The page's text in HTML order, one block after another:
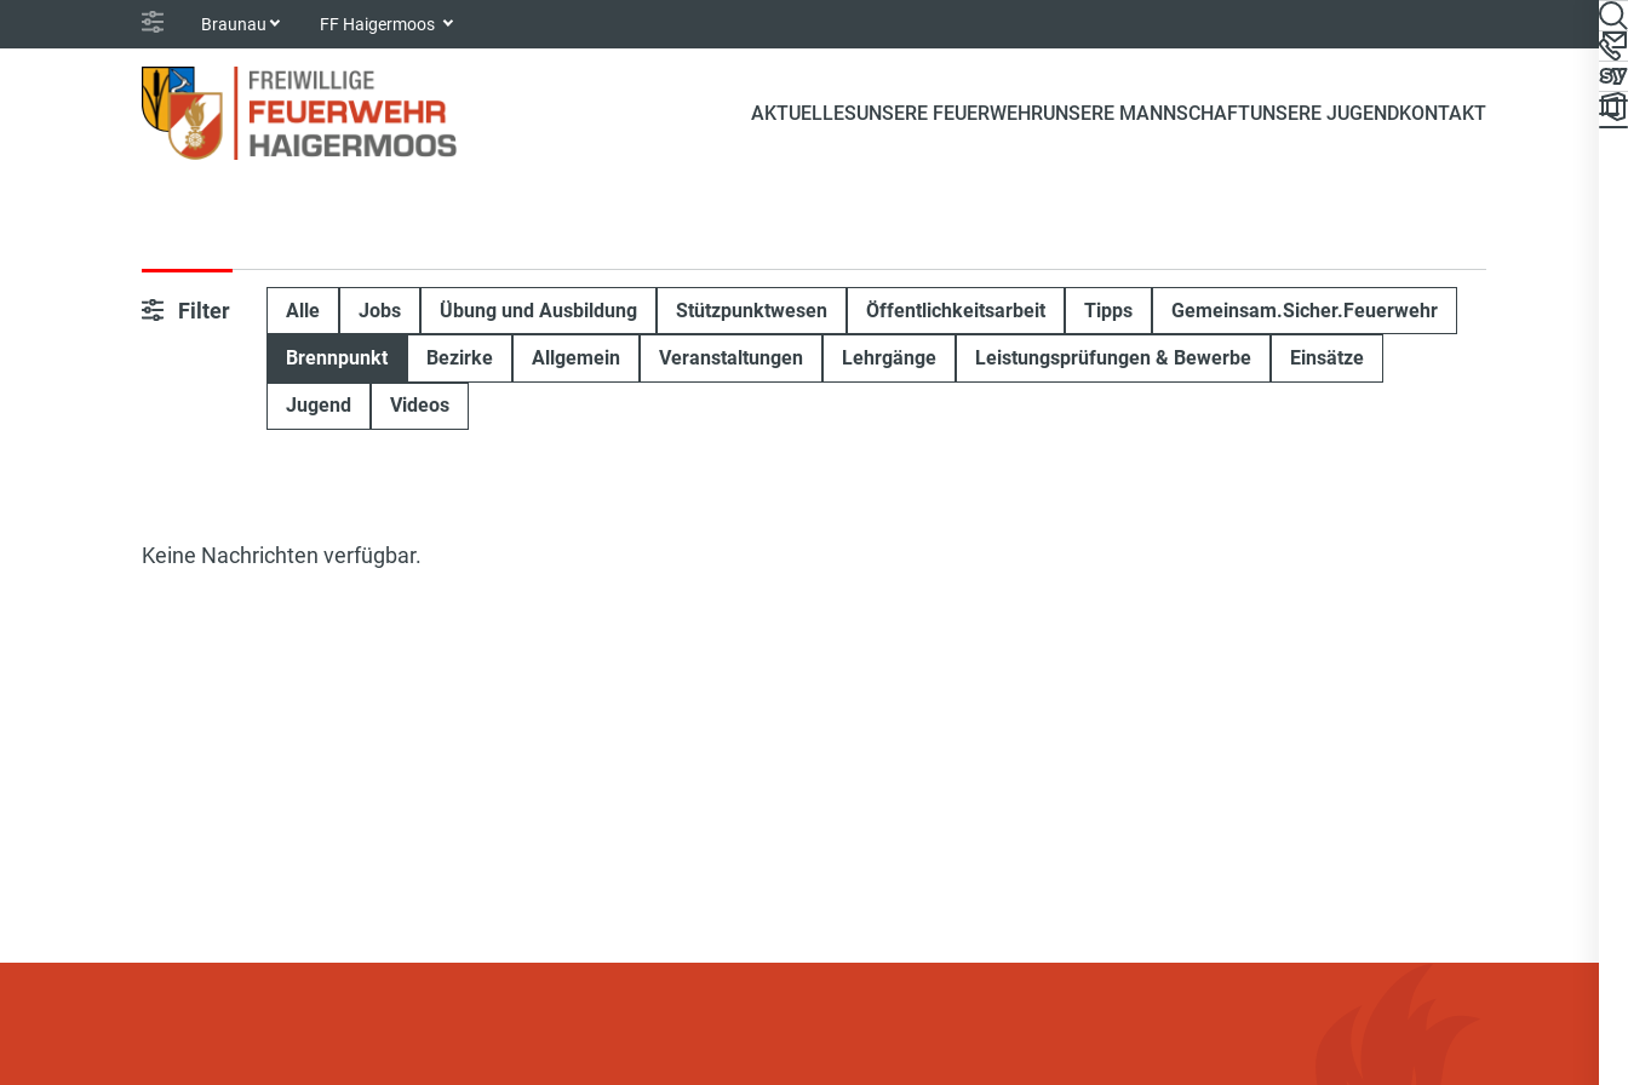
Braunau FF Haigermoos
AKTUELLESUNSERE FEUERWEHRUNSERE MANNSCHAFTUNSERE JUGENDKONTAKT
Filter Alle Jobs Übung und Ausbildung Stützpunktwesen Öffentlichkeitsarbeit Tipps Gemeinsam.Sicher.Feuerwehr
Brennpunkt Bezirke Allgemein Veranstaltungen Lehrgänge Leistungsprüfungen & Bewerbe Einsätze
Jugend Videos
Keine Nachrichten verfügbar.